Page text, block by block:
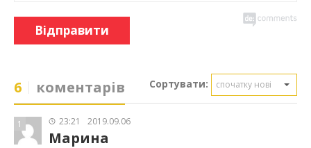
Відправити
6 коментарів Сортувати: спочатку нові
1 23:21 2019.09.06
Марина